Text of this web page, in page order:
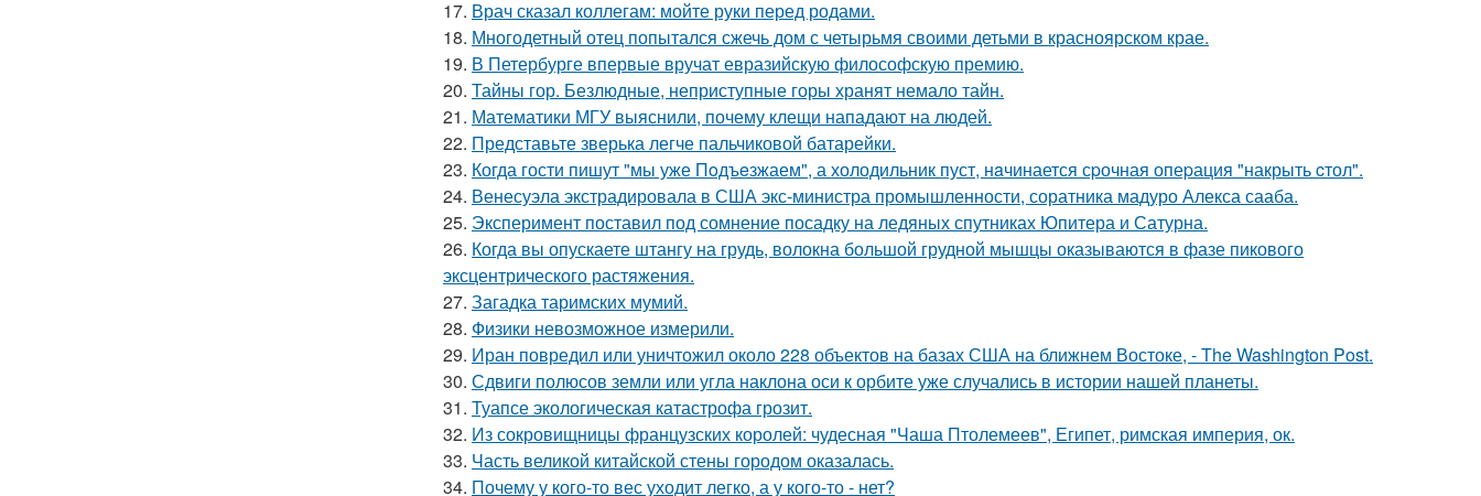
17. Врач сказал коллегам: мойте руки перед родами.
18. Многодетный отец попытался сжечь дом с четырьмя своими детьми в красноярском крае.
19. В Петербурге впервые вручат евразийскую философскую премию.
20. Тайны гор. Безлюдные, неприступные горы хранят немало тайн.
21. Математики МГУ выяснили, почему клещи нападают на людей.
22. Представьте зверька легче пальчиковой батарейки.
23. Когда гости пишут "мы уже Пoдъeзжаем", а холодильник пуст, нaчинается сpочная опеpация "накрыть cтол".
24. Венесуэла экстрадировала в США экс-министра промышленности, соратника мадуро Алекса сааба.
25. Эксперимент поставил под сомнение посадку на ледяных спутниках Юпитера и Сатурна.
26. Когда вы опускаете штангу на грудь, волокна большой грудной мышцы оказываются в фазе пикового
эксцентрического растяжения.
27. Загадка таримских мумий.
28. Физики невозможное измерили.
29. Иран повредил или уничтожил около 228 объектов на базах США на ближнем Востоке, - The Washington Post.
30. Сдвиги полюсов земли или угла наклона оси к орбите уже случались в истории нашей планеты.
31. Туапсе экологическая катастрофа грозит.
32. Из сокровищницы французских королей: чудесная "Чаша Птолемеев", Египет, римская империя, ок.
33. Часть великой китайской стены городом оказалась.
34. Почему у кого-то вес уходит легко, а у кого-то - нет?